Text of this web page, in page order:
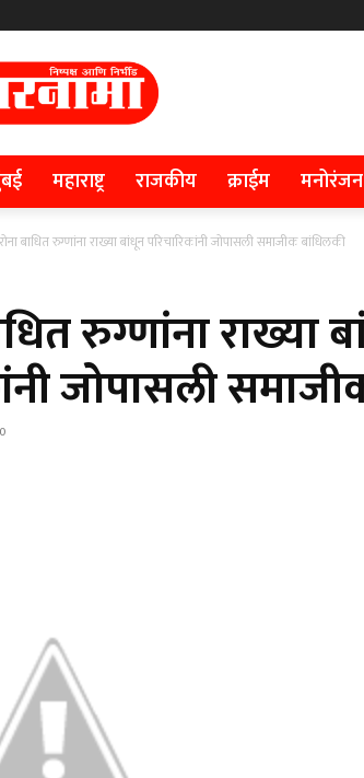
महाराष्ट्र राजकीय क्राईम मनोरंजन
बाधित रुग्णांना राख्या बांधून परिचारिकांनी जोपासली समाजीक बांधिलकी
रुग्णांना राख्या
जोपासली